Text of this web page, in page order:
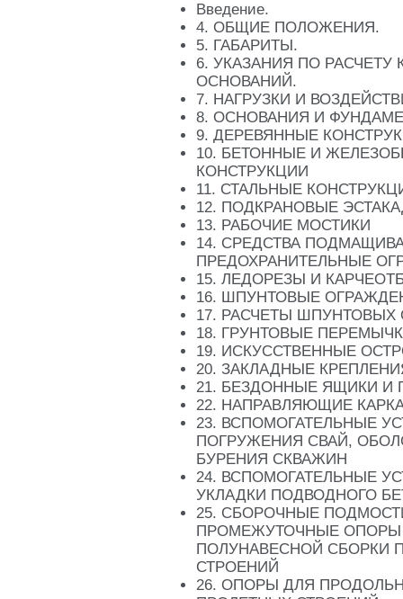
Введение.
4. ОБЩИЕ ПОЛОЖЕНИЯ.
5. ГАБАРИТЫ.
6. УКАЗАНИЯ ПО РАСЧЕТУ
ОСНОВАНИЙ.
7. НАГРУЗКИ И
8. ОСНОВАНИЯ И
9. ДЕРЕВЯННЫЕ
10. БЕТОННЫЕ И
КОНСТРУКЦИИ
11. СТАЛЬНЫЕ
12. ПОДКРАНОВЫЕ
13. РАБОЧИЕ МОСТИКИ
14. СРЕДСТВА
ПРЕДОХРАНИТЕЛЬНЫЕ
15. ЛЕДОРЕЗЫ И
16. ШПУНТОВЫЕ
17. РАСЧЕТЫ
18. ГРУНТОВЫЕ
19. ИСКУССТВЕННЫЕ
20. ЗАКЛАДНЫЕ
21. БЕЗДОННЫЕ ЯЩИКИ И
22. НАПРАВЛЯЮЩИЕ
23. ВСПОМОГАТЕЛЬНЫЕ
ПОГРУЖЕНИЯ СВАЙ,
БУРЕНИЯ СКВАЖИН
24. ВСПОМОГАТЕЛЬНЫЕ
УКЛАДКИ ПОДВОДНОГО
25. СБОРОЧНЫЕ
ПРОМЕЖУТОЧНЫЕ ОПОРЫ
ПОЛУНАВЕСНОЙ СБОРКИ
СТРОЕНИЙ
26. ОПОРЫ ДЛЯ